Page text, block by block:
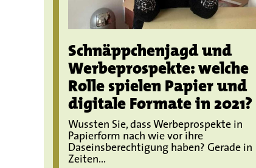
Schnäppchenjagd und
Werbeprospekte: welche
Rolle spielen Papier und
digitale Formate in 2021?
Wussten Sie, dass Werbeprospekte in
Papierform nach wie vor ihre
Daseinsberechtigung haben? Gerade in
Zeiten...